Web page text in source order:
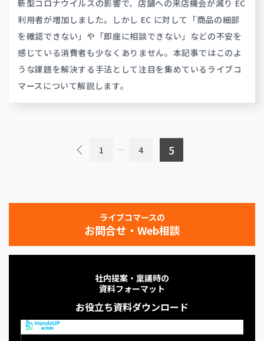
新型コロナウイルスの影響で、店舗への来店機会が減り EC
利用者が増加しました。しかし EC に対して「商品の細部
を確認できない」や「即座に相談できない」などの不安を
感じている消費者も少なくありません。本記事ではこのよ
うな課題を解決する手法として注目を集めているライブコ
マースについて解説します。
1 … 4 5
ライブコマースの
お問合せ・Web相談
社内提案・稟議時の
資料フォーマット
お役立ち資料ダウンロード